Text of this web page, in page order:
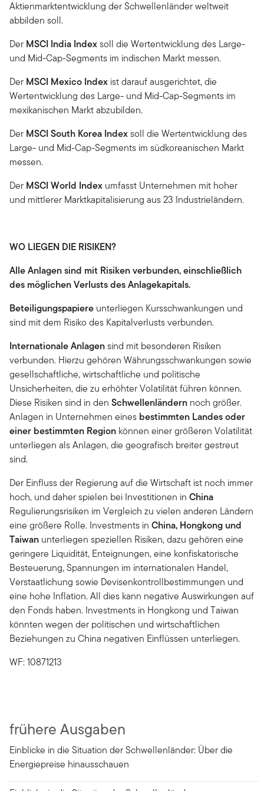
Aktienmarktentwicklung der Schwellenländer weltweit
abbilden soll.
Der MSCI India Indexsoll die Wertentwicklung des Large-
und Mid-Cap-Segments im indischen Markt messen.
Der MSCI Mexico Index ist darauf ausgerichtet, die
Wertentwicklung des Large- und Mid-Cap-Segments im
mexikanischen Markt abzubilden.
Der MSCI South Korea Indexsoll die Wertentwicklung des
Large- und Mid-Cap-Segments im südkoreanischen Markt
messen.
Der MSCI World Index umfasst Unternehmen mit hoher
und mittlerer Marktkapitalisierung aus 23 Industrieländern.
WO LIEGEN DIE RISIKEN?
Alle Anlagen sind mit Risiken verbunden, einschließlich
des möglichen Verlusts des Anlagekapitals.
Beteiligungspapiere unterliegen Kursschwankungen und
sind mit dem Risiko des Kapitalverlusts verbunden.
Internationale Anlagensind mit besonderen Risiken
verbunden. Hierzu gehören Währungsschwankungen sowie
gesellschaftliche, wirtschaftliche und politische
Unsicherheiten, die zu erhöhter Volatilität führen können.
Diese Risiken sind in den Schwellenländern noch größer.
Anlagen in Unternehmen eines bestimmten Landes oder
einer bestimmten Region können einer größeren Volatilität
unterliegen als Anlagen, die geografisch breiter gestreut
sind.
Der Einfluss der Regierung auf die Wirtschaft ist noch immer
hoch, und daher spielen bei Investitionen in China
Regulierungsrisiken im Vergleich zu vielen anderen Ländern
eine größere Rolle. Investments in China, Hongkong und
Taiwan unterliegen speziellen Risiken, dazu gehören eine
geringere Liquidität, Enteignungen, eine konfiskatorische
Besteuerung, Spannungen im internationalen Handel,
Verstaatlichung sowie Devisenkontrollbestimmungen und
eine hohe Inflation. All dies kann negative Auswirkungen auf
den Fonds haben. Investments in Hongkong und Taiwan
könnten wegen der politischen und wirtschaftlichen
Beziehungen zu China negativen Einflüssen unterliegen.
WF: 10871213
frühere Ausgaben
Einblicke in die Situation der Schwellenländer: Über die
Energiepreise hinausschauen